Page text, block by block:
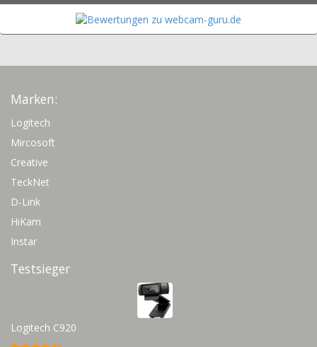
Marken:
Logitech
Mircosoft
Creative
TeckNet
D-Link
HiKam
Instar
Testsieger
Logitech C920